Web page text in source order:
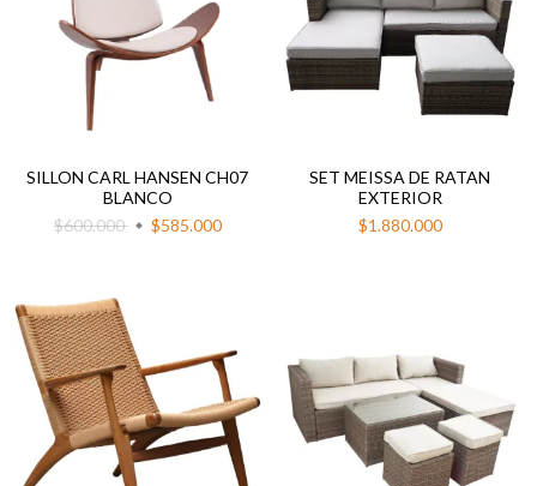
SILLON CARL HANSEN CH07
BLANCO
$600.000
$585.000
SET MEISSA DE RATAN
EXTERIOR
$1.880.000